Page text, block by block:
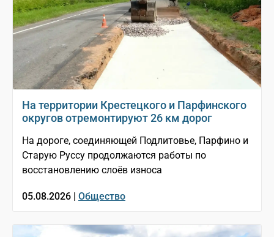
На территории Крестецкого и Парфинского
округов отремонтируют 26 км дорог
На дороге, соединяющей Подлитовье, Парфино и
Старую Руссу продолжаются работы по
восстановлению слоёв износа
05.08.2026 | Общество